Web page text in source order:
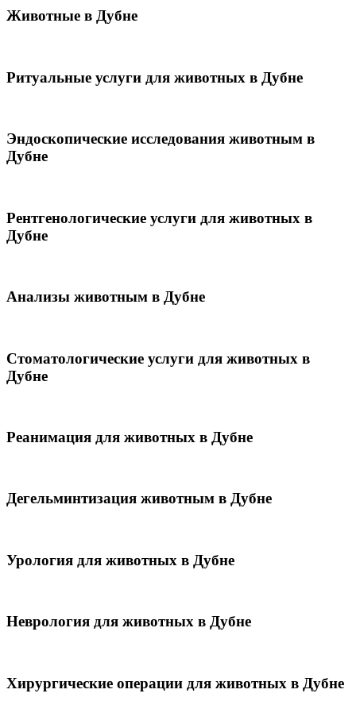
Животные в Дубне
Ритуальные услуги для животных в Дубне
Эндоскопические исследования животным в
Дубне
Рентгенологические услуги для животных в
Дубне
Анализы животным в Дубне
Стоматологические услуги для животных в
Дубне
Реанимация для животных в Дубне
Дегельминтизация животным в Дубне
Урология для животных в Дубне
Неврология для животных в Дубне
Хирургические операции для животных в Дубне